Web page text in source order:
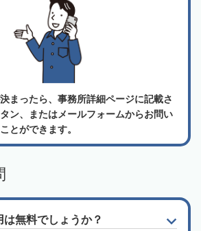
まったら、事務所詳細ページに記載さ
ン、またはメールフォームからお問い
とができます。
無料でしょうか？